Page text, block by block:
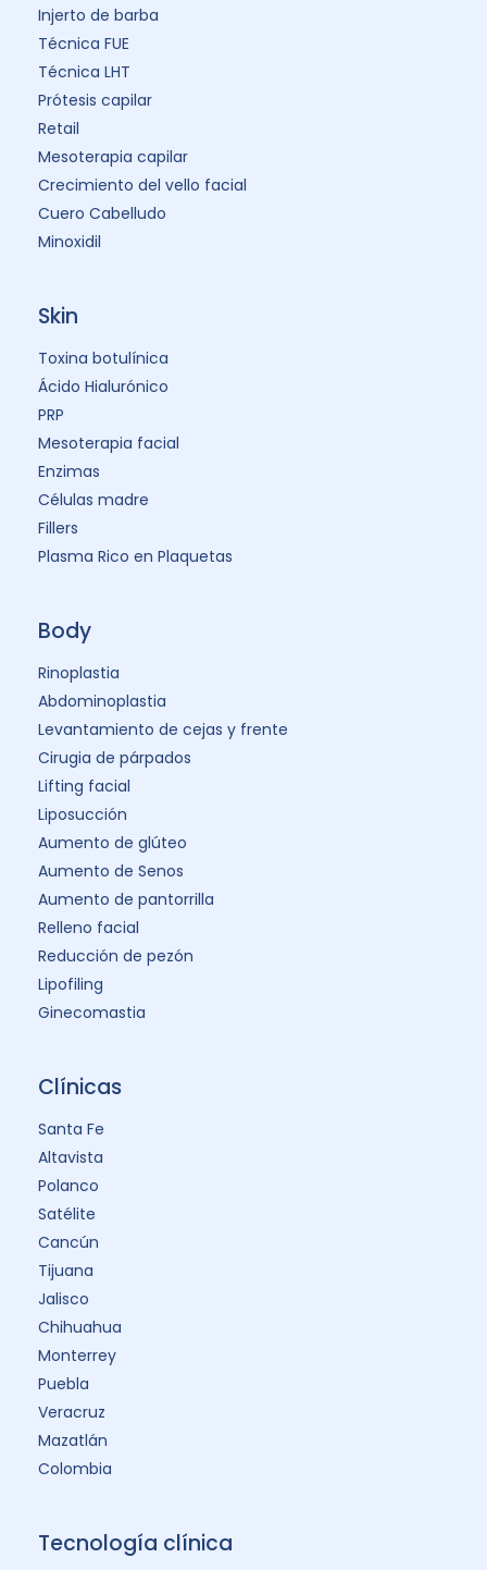
Injerto de barba
Técnica FUE
Técnica LHT
Prótesis capilar
Retail
Mesoterapia capilar
Crecimiento del vello facial
Cuero Cabelludo
Minoxidil
Skin
Toxina botulínica
Ácido Hialurónico
PRP
Mesoterapia facial
Enzimas
Células madre
Fillers
Plasma Rico en Plaquetas
Body
Rinoplastia
Abdominoplastia
Levantamiento de cejas y frente
Cirugia de párpados
Lifting facial
Liposucción
Aumento de glúteo
Aumento de Senos
Aumento de pantorrilla
Relleno facial
Reducción de pezón
Lipofiling
Ginecomastia
Clínicas
Santa Fe
Altavista
Polanco
Satélite
Cancún
Tijuana
Jalisco
Chihuahua
Monterrey
Puebla
Veracruz
Mazatlán
Colombia
Tecnología clínica